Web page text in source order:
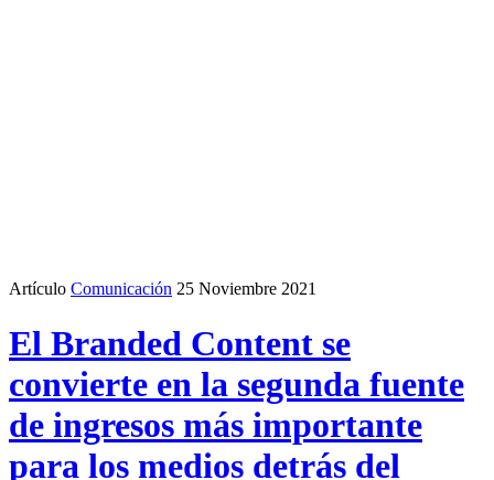
Artículo Comunicación 25 Noviembre 2021
El Branded Content se
convierte en la segunda fuente
de ingresos más importante
para los medios detrás del